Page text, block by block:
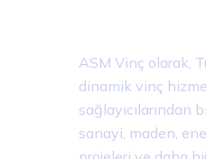
ASM Vinç olarak,
dinamik vinç
sağlayıcılarından
sanayi, maden,